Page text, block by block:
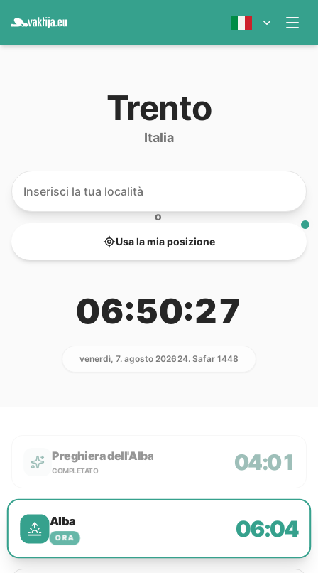
Trento
Italia
O
Usa la mia posizione
06:50:27
venerdì, 7. agosto 202624. Safar 1448
Preghiera dell'Alba
COMPLETATO 04:01
Alba
ORA 06:04